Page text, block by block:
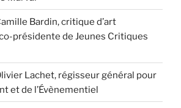
Bardin, critique d’art
présidente de Jeunes Critiques
Lachet, régisseur général pour
et de l’Évènementiel